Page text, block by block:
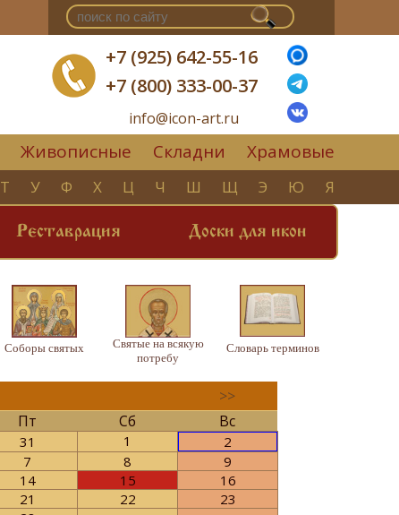
+7 (925) 642-55-16
+7 (800) 333-00-37
info@icon-art.ru
Живописные Складни Храмовые
Т У Ф Х Ц Ч Ш Щ Э Ю Я
Реставрация Доски для икон
Соборы святых
Святые на всякую
потребу
Словарь терминов
>>
Пт Сб Вс
31 1
2
7 8
9
14 15
16
21 22
23